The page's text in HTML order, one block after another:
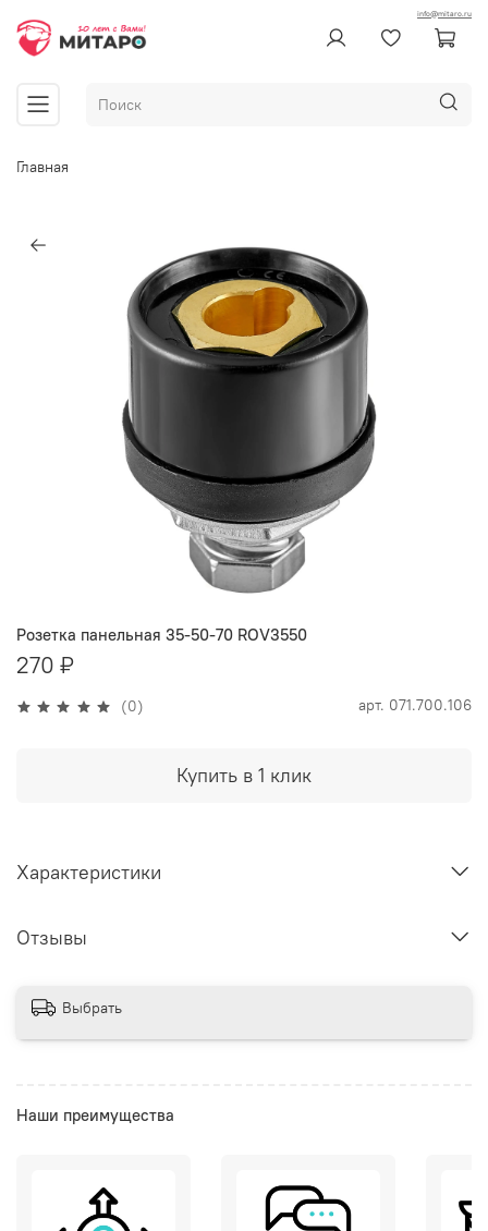
info@mitaro.ru
Главная
(0) арт. 071.700.106
Розетка панельная 35-50-70 ROV3550
270 ₽
Купить в 1 клик
Характеристики
Отзывы
Выбрать
Наши преимущества